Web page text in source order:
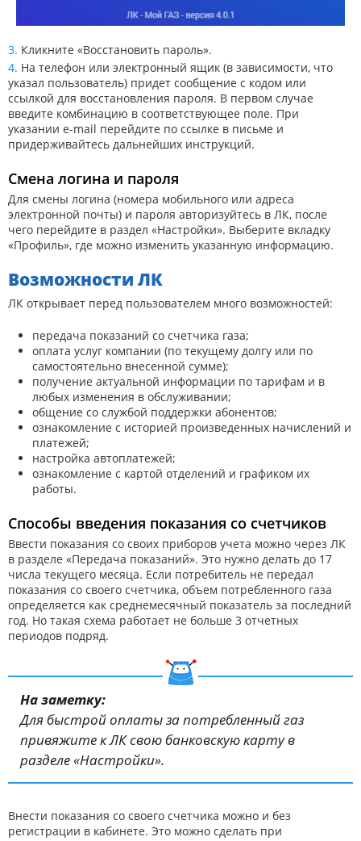
Кликните «Восстановить пароль».
На телефон или электронный ящик (в зависимости, что
указал пользователь) придет сообщение с кодом или
ссылкой для восстановления пароля. В первом случае
введите комбинацию в соответствующее поле. При
указании e-mail перейдите по ссылке в письме и
придерживайтесь дальнейших инструкций.
Смена логина и пароля
Для смены логина (номера мобильного или адреса
электронной почты) и пароля авторизуйтесь в ЛК, после
чего перейдите в раздел «Настройки». Выберите вкладку
«Профиль», где можно изменить указанную информацию.
Возможности ЛК
ЛК открывает перед пользователем много возможностей:
передача показаний со счетчика газа;
оплата услуг компании (по текущему долгу или по
самостоятельно внесенной сумме);
получение актуальной информации по тарифам и в
любых изменения в обслуживании;
общение со службой поддержки абонентов;
ознакомление с историей произведенных начислений и
платежей;
настройка автоплатежей;
ознакомление с картой отделений и графиком их
работы.
Способы введения показания со счетчиков
Ввести показания со своих приборов учета можно через ЛК
в разделе «Передача показаний». Это нужно делать до 17
числа текущего месяца. Если потребитель не передал
показания со своего счетчика, объем потребленного газа
определяется как среднемесячный показатель за последний
год. Но такая схема работает не больше 3 отчетных
периодов подряд.
На заметку:
Для быстрой оплаты за потребленный газ
привяжите к ЛК свою банковскую карту в
разделе «Настройки».
Внести показания со своего счетчика можно и без
регистрации в кабинете. Это можно сделать при